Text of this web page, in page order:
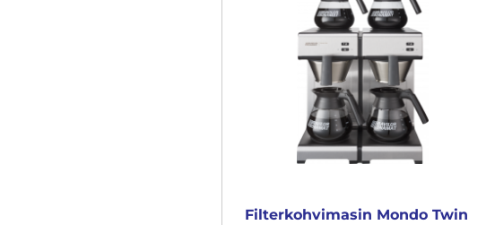
Filterkohvimasin Mondo Twin